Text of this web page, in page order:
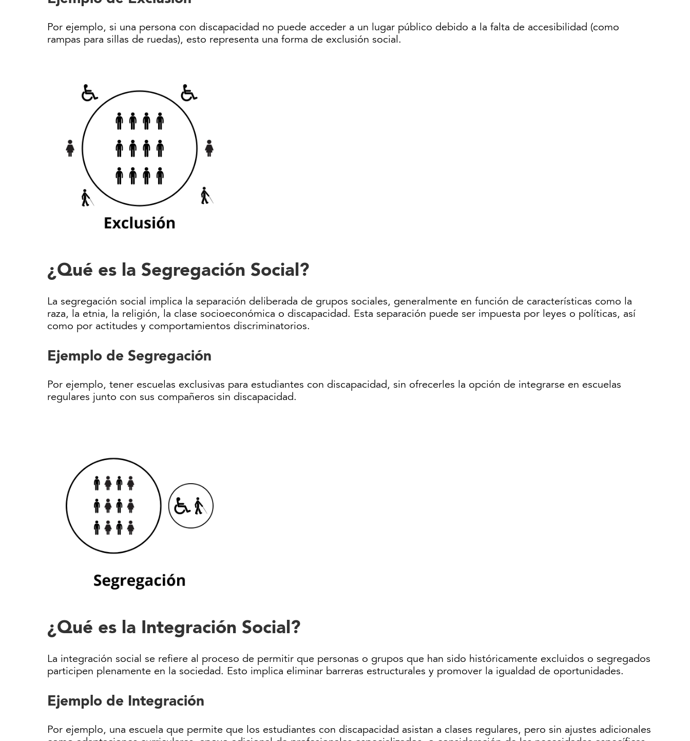
Por ejemplo, si una persona con discapacidad no puede acceder a un lugar público debido a la falta de accesibilidad (como
rampas para sillas de ruedas), esto representa una forma de exclusión social.
¿Qué es la Segregación Social?
La segregación social implica la separación deliberada de grupos sociales, generalmente en función de características como la
raza, la etnia, la religión, la clase socioeconómica o discapacidad. Esta separación puede ser impuesta por leyes o políticas, así
como por actitudes y comportamientos discriminatorios.
Ejemplo de Segregación
Por ejemplo, tener escuelas exclusivas para estudiantes con discapacidad, sin ofrecerles la opción de integrarse en escuelas
regulares junto con sus compañeros sin discapacidad.
¿Qué es la Integración Social?
La integración social se refiere al proceso de permitir que personas o grupos que han sido históricamente excluidos o segregados
participen plenamente en la sociedad. Esto implica eliminar barreras estructurales y promover la igualdad de oportunidades.
Ejemplo de Integración
Por ejemplo, una escuela que permite que los estudiantes con discapacidad asistan a clases regulares, pero sin ajustes adicionales